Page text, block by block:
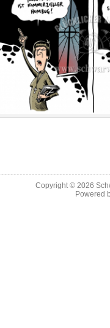
Copyright © 2026
Powered